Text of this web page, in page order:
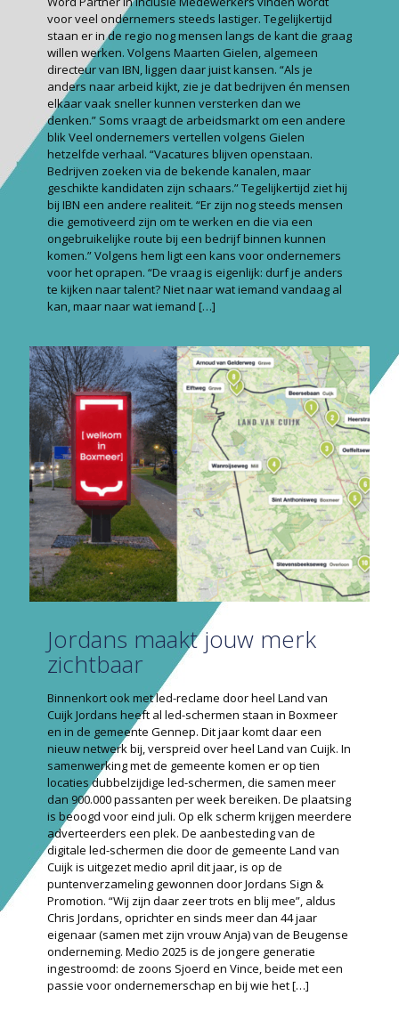
voor veel ondernemers steeds lastiger. Tegelijkertijd
staan er in de regio nog mensen langs de kant die graag
willen werken. Volgens Maarten Gielen, algemeen
directeur van IBN, liggen daar juist kansen. “Als je
anders naar arbeid kijkt, zie je dat bedrijven én mensen
elkaar vaak sneller kunnen versterken dan we
denken.” Soms vraagt de arbeidsmarkt om een andere
blik Veel ondernemers vertellen volgens Gielen
hetzelfde verhaal. “Vacatures blijven openstaan.
Bedrijven zoeken via de bekende kanalen, maar
geschikte kandidaten zijn schaars.” Tegelijkertijd ziet hij
bij IBN een andere realiteit. “Er zijn nog steeds mensen
die gemotiveerd zijn om te werken en die via een
ongebruikelijke route bij een bedrijf binnen kunnen
komen.” Volgens hem ligt een kans voor ondernemers
voor het oprapen. “De vraag is eigenlijk: durf je anders
te kijken naar talent? Niet naar wat iemand vandaag al
kan, maar naar wat iemand […]
Jordans maakt jouw merk
zichtbaar
Binnenkort ook met led-reclame door heel Land van
Cuijk Jordans heeft al led-schermen staan in Boxmeer
en in de gemeente Gennep. Dit jaar komt daar een
nieuw netwerk bij, verspreid over heel Land van Cuijk. In
samenwerking met de gemeente komen er op tien
locaties dubbelzijdige led-schermen, die samen meer
dan 900.000 passanten per week bereiken. De plaatsing
is beoogd voor eind juli. Op elk scherm krijgen meerdere
adverteerders een plek. De aanbesteding van de
digitale led-schermen die door de gemeente Land van
Cuijk is uitgezet medio april dit jaar, is op de
puntenverzameling gewonnen door Jordans Sign &
Promotion. “Wij zijn daar zeer trots en blij mee”, aldus
Chris Jordans, oprichter en sinds meer dan 44 jaar
eigenaar (samen met zijn vrouw Anja) van de Beugense
onderneming. Medio 2025 is de jongere generatie
ingestroomd: de zoons Sjoerd en Vince, beide met een
passie voor ondernemerschap en bij wie het[…]